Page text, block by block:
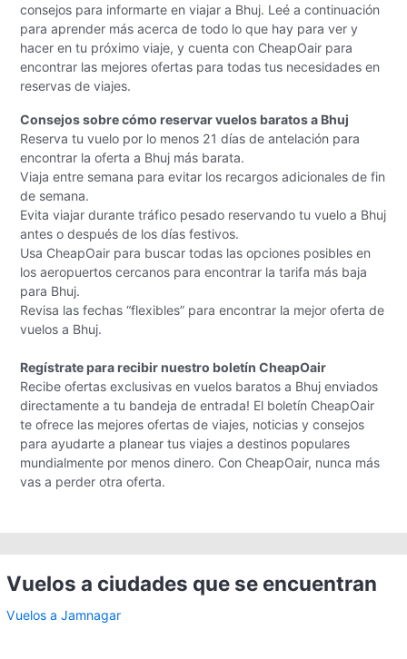
consejos para informarte en viajar a Bhuj. Leé a continuación
para aprender más acerca de todo lo que hay para ver y
hacer en tu próximo viaje, y cuenta con CheapOair para
encontrar las mejores ofertas para todas tus necesidades en
reservas de viajes.
Consejos sobre cómo reservar vuelos baratos a Bhuj
Reserva tu vuelo por lo menos 21 días de antelación para
encontrar la oferta a Bhuj más barata.
Viaja entre semana para evitar los recargos adicionales de fin
de semana.
Evita viajar durante tráfico pesado reservando tu vuelo a Bhuj
antes o después de los días festivos.
Usa CheapOair para buscar todas las opciones posibles en
los aeropuertos cercanos para encontrar la tarifa más baja
para Bhuj.
Revisa las fechas “flexibles” para encontrar la mejor oferta de
vuelos a Bhuj.
Regístrate para recibir nuestro boletín CheapOair
Recibe ofertas exclusivas en vuelos baratos a Bhuj enviados
directamente a tu bandeja de entrada! El boletín CheapOair
te ofrece las mejores ofertas de viajes, noticias y consejos
para ayudarte a planear tus viajes a destinos populares
mundialmente por menos dinero. Con CheapOair, nunca más
vas a perder otra oferta.
Vuelos a ciudades que se encuentran
Vuelos a Jamnagar